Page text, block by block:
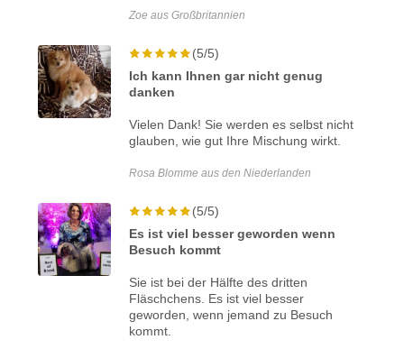
Zoe aus Großbritannien
(5/5)
Ich kann Ihnen gar nicht genug
danken
Vielen Dank! Sie werden es selbst nicht
glauben, wie gut Ihre Mischung wirkt.
Rosa Blomme aus den Niederlanden
(5/5)
Es ist viel besser geworden wenn
Besuch kommt
Sie ist bei der Hälfte des dritten
Fläschchens. Es ist viel besser
geworden, wenn jemand zu Besuch
kommt.